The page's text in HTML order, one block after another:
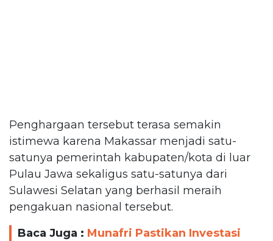
Penghargaan tersebut terasa semakin
istimewa karena Makassar menjadi satu-
satunya pemerintah kabupaten/kota di luar
Pulau Jawa sekaligus satu-satunya dari
Sulawesi Selatan yang berhasil meraih
pengakuan nasional tersebut.
Baca Juga : Munafri Pastikan Investasi